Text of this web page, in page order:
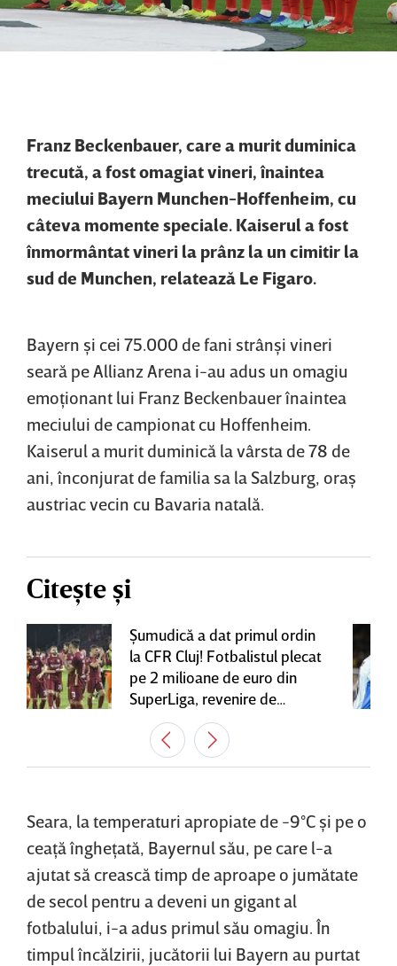
Franz Beckenbauer, care a murit duminica
trecută, a fost omagiat vineri, înaintea
meciului Bayern Munchen-Hoffenheim, cu
câteva momente speciale. Kaiserul a fost
înmormântat vineri la prânz la un cimitir la
sud de Munchen, relatează Le Figaro.
Bayern şi cei 75.000 de fani strânşi vineri
seară pe Allianz Arena i-au adus un omagiu
emoţionant lui Franz Beckenbauer înaintea
meciului de campionat cu Hoffenheim.
Kaiserul a murit duminică la vârsta de 78 de
ani, înconjurat de familia sa la Salzburg, oraş
austriac vecin cu Bavaria natală.
Citește și
Şumudică a dat primul ordin
la CFR Cluj! Fotbalistul plecat
pe 2 milioane de euro din
SuperLiga, revenire de
senzaţie în Gruia
Seara, la temperaturi apropiate de -9°C şi pe o
ceaţă îngheţată, Bayernul său, pe care l-a
ajutat să crească timp de aproape o jumătate
de secol pentru a deveni un gigant al
fotbalului, i-a adus primul său omagiu. În
timpul încălzirii, jucătorii lui Bayern au purtat